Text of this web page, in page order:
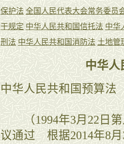
保护法 全国人民代表大会常务委员
干规定 中华人民共和国信托法 中华
刑法 中华人民共和国消防法 土地管
中华人
中华人民共和国预算法
（1994年3月22日第
议通过 根据2014年8